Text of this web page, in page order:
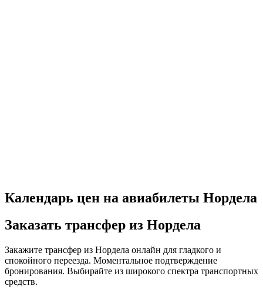
Календарь цен на авиабилеты Нордела
Заказать трансфер из Нордела
Закажите трансфер из Нордела онлайн для гладкого и
спокойного переезда. Моментальное подтверждение
бронирования. Выбирайте из широкого спектра транспортных
средств.